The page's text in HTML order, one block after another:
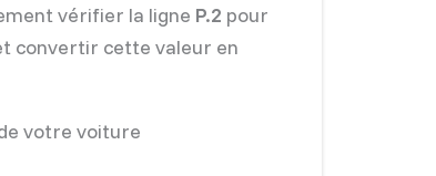
vérifier la ligne P.2 pour
convertir cette valeur en
votre voiture